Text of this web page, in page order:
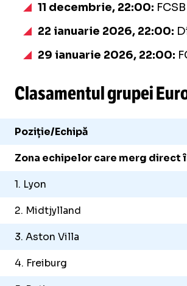
11 decembrie, 22:00:
22 ianuarie 2026, 22:00:
29 ianuarie 2026, 22:00:
Clasamentul grupei
Poziție/Echipă
Zona echipelor care merg direct
1. Lyon
2. Midtjylland
3. Aston Villa
4. Freiburg